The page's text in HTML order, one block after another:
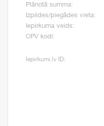
Plānotā summa:
Izpildes/piegādes vieta:
Iepirkuma veids:
CPV kodi:
Iepirkumi.lv ID: